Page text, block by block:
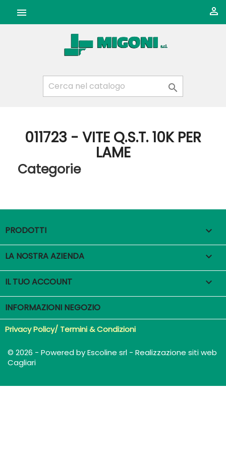
 

011723 - VITE Q.S.T. 10K PER
LAME
Categorie
PRODOTTI 
LA NOSTRA AZIENDA 
IL TUO ACCOUNT 
INFORMAZIONI NEGOZIO
Privacy Policy/ Termini & Condizioni
© 2026 - Powered by Escoline srl - Realizzazione siti web
Cagliari